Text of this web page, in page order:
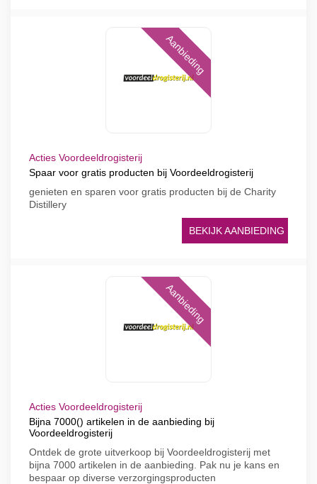
Aanbieding
Acties Voordeeldrogisterij
Spaar voor gratis producten bij Voordeeldrogisterij
genieten en sparen voor gratis producten bij de Charity
Distillery
BEKIJK AANBIEDING
Aanbieding
Acties Voordeeldrogisterij
Bijna 7000() artikelen in de aanbieding bij
Voordeeldrogisterij
Ontdek de grote uitverkoop bij Voordeeldrogisterij met
bijna 7000 artikelen in de aanbieding. Pak nu je kans en
bespaar op diverse verzorgingsproducten